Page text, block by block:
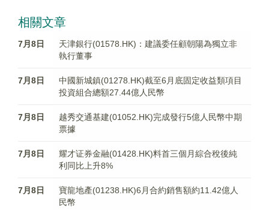
相關文章
7月8日
天津銀行(01578.HK)：建議委任顧朝陽為獨立非
執行董事
7月8日
中國新城鎮(01278.HK)截至6月底固定收益類項目
投資組合總額27.44億人民幣
7月8日
越秀交通基建(01052.HK)完成發行5億人民幣中期
票據
7月8日
耀才证券金融(01428.HK)料首三個月綜合稅後純
利同比上升8%
7月8日
寶龍地產(01238.HK)6月合約銷售額約11.42億人
民幣